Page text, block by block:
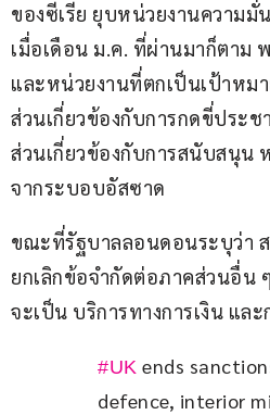
ของซีเรีย ยุบหน่วยงานความมั่
เมื่อเดือน ม.ค. ที่ผ่านมาก็ตาม
และหน่วยงานที่ตกเป็นเป้าหม
ส่วนเกี่ยวข้องกับการกดขี่ประช
ส่วนเกี่ยวข้องกับการสนับสนุน
จากระบอบอัสซาด
ขณะที่รัฐบาลลอนดอนระบุว่า
ยกเลิกข้อจำกัดต่อภาคส่วนอื่น
จะเป็น บริการทางการเงิน แล
#UK ends
defence, interior